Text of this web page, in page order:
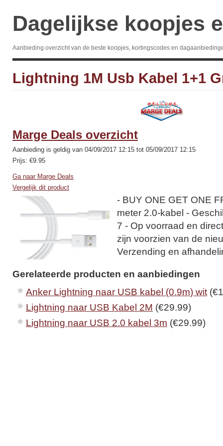
Dagelijkse koopjes
Aanbieding overzicht van de beste koopjes, kortingscodes en
Lightning 1M Usb Kabel 1+1
Marge Deals overzicht
Aanbieding is geldig van 04/09/2017 12:15 tot 05/09/2017 12:15
Prijs: €9.95
Ga naar Marge Deals
Vergelijk dit product
- BUY ONE GET ONE
meter 2.0-kabel -
7 - Op voorraad en
zijn voorzien van de
Verzending en
Gerelateerde producten en aanbiedingen
Anker Lightning naar USB kabel (0.9m) wit
Lightning naar USB Kabel 2M (€29.99)
Lightning naar USB 2.0 kabel 3m (€29.99)